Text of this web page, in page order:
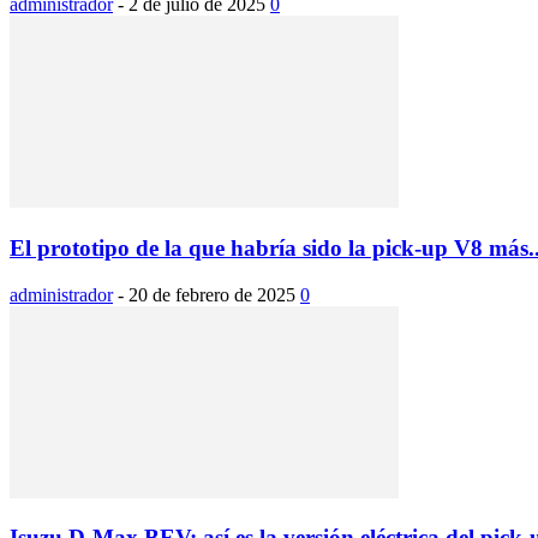
administrador - 2 de julio de 2025 0
El prototipo de la que habría sido la pick-up V8
administrador - 20 de febrero de 2025 0